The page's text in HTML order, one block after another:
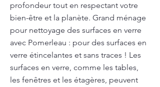
profondeur tout en respectant votre
bien-être et la planète. Grand ménage
pour nettoyage des surfaces en verre
avec Pomerleau : pour des surfaces en
verre étincelantes et sans traces ! Les
surfaces en verre, comme les tables,
les fenêtres et les étagères, peuvent